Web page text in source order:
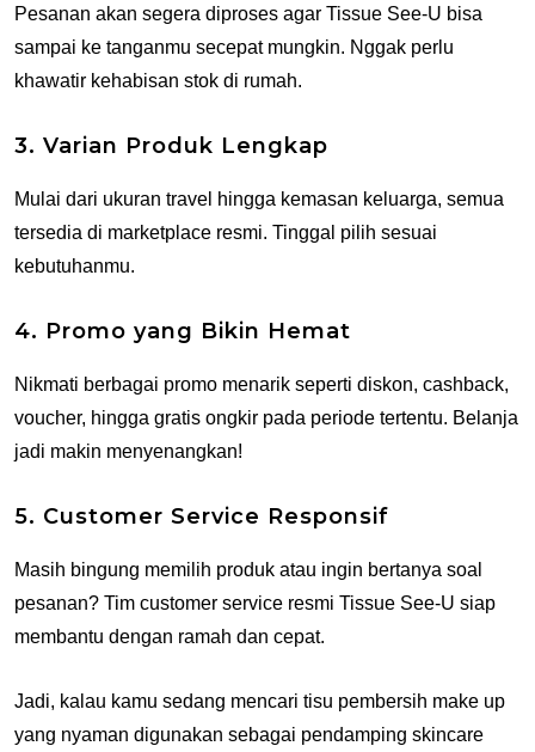
Pesanan akan segera diproses agar Tissue See-U bisa
sampai ke tanganmu secepat mungkin. Nggak perlu
khawatir kehabisan stok di rumah.
3. Varian Produk Lengkap
Mulai dari ukuran travel hingga kemasan keluarga, semua
tersedia di marketplace resmi. Tinggal pilih sesuai
kebutuhanmu.
4. Promo yang Bikin Hemat
Nikmati berbagai promo menarik seperti diskon, cashback,
voucher, hingga gratis ongkir pada periode tertentu. Belanja
jadi makin menyenangkan!
5. Customer Service Responsif
Masih bingung memilih produk atau ingin bertanya soal
pesanan? Tim customer service resmi Tissue See-U siap
membantu dengan ramah dan cepat.
Jadi, kalau kamu sedang mencari tisu pembersih make up
yang nyaman digunakan sebagai pendamping skincare